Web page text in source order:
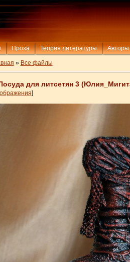
Проза Теория литературы Авторы
» Все файлы
для литсетян 3
]